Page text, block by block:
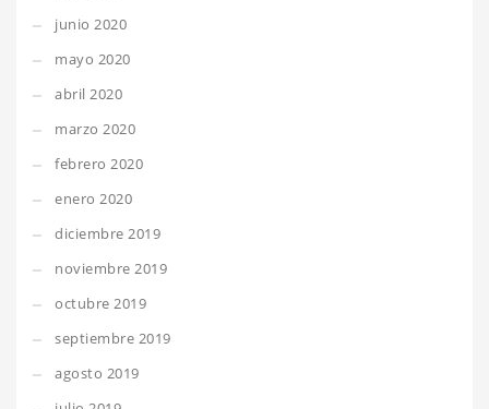
junio 2020
mayo 2020
abril 2020
marzo 2020
febrero 2020
enero 2020
diciembre 2019
noviembre 2019
octubre 2019
septiembre 2019
agosto 2019